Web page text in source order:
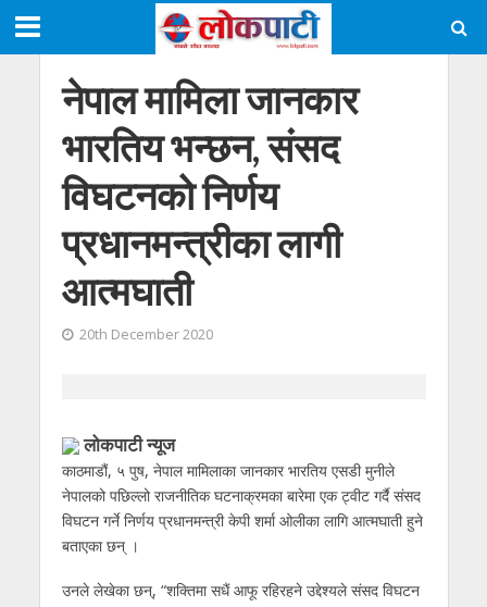
नेपाल मामिला जानकार
भारतिय भन्छन, संसद
विघटनको निर्णय
प्रधानमन्त्रीका लागी
आत्मघाती
20th December 2020
लोकपाटी न्यूज
काठमाडौं, ५ पुष, नेपाल मामिलाका जानकार भारतिय एसडी मुनीले
नेपालको पछिल्लो राजनीतिक घटनाक्रमका बारेमा एक ट्वीट गर्दै संसद
विघटन गर्ने निर्णय प्रधानमन्त्री केपी शर्मा ओलीका लागि आत्मघाती हुने
बताएका छन् ।
उनले लेखेका छन्, “शक्तिमा सधैं आफू रहिरहने उद्देश्यले संसद विघटन